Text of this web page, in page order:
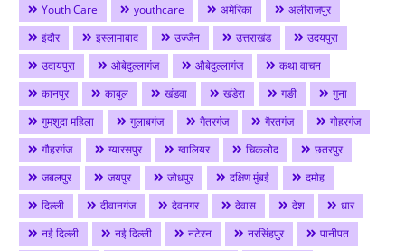
Youth Care
youthcare अमेरिका
अलीराजपुर
इंदौर
इस्लामाबाद उज्जैन उत्तराखंड
उदयपुरा
उदायपुरा
ओबेदुल्लागंज औबेदुल्लागंज
कथा वाचन
कानपुर
काबुल खंडवा खंडेरा गङी
गुना
गुमशुदा महिला
गुलाबगंज गैतरगंज गैरतगंज
गोहरगंज
गौहरगंज
ग्यारसपुर ग्वालियर चिकलोद
छतरपुर
जबलपुर
जयपुर जोधपुर दक्षिण मुंबई
दमोह
दिल्ली
दीवानगंज देवनगर देवास देश
धार
नई दिल्ली
नई दिल्ली नटेरन नरसिंहपुर
पानीपत